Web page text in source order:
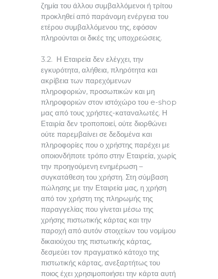
ζημία του άλλου συμβαλλόμενοι ή τρίτου
προκληθεί από παράνομη ενέργεια του
ετέρου συμβαλλόμενου της, εφόσον
πληρούνται οι δικές της υποχρεώσεις.
3.2. Η Εταιρεία δεν ελέγχει, την
εγκυρότητα, αλήθεια, πληρότητα και
ακρίβεια των παρεχόμενων
πληροφοριών, προσωπικών και μη
πληροφοριών στον ιστόχώρο του e-shop
μας από τους χρήστες-καταναλωτές. Η
Εταιρία δεν τροποποιεί, ούτε διορθώνει
ούτε παρεμβαίνει σε δεδομένα και
πληροφορίες που ο χρήστης παρέχει με
οποιονδήποτε τρόπο στην Εταιρεία, χωρίς
την προηγούμενη ενημέρωση –
συγκατάθεση του χρήστη. Στη σύμβαση
πώλησης με την Εταιρεία μας, η χρήση
από τον χρήστη της πληρωμής της
παραγγελίας που γίνεται μέσω της
χρήσης πιστωτικής κάρτας και την
παροχή από αυτόν στοιχείων του νομίμου
δικαιούχου της πιστωτικής κάρτας,
δεσμεύει τον πραγματικό κάτοχο της
πιστωτικής κάρτας, ανεξαρτήτως του
ποιος έχει χρησιμοποιήσει την κάρτα αυτή